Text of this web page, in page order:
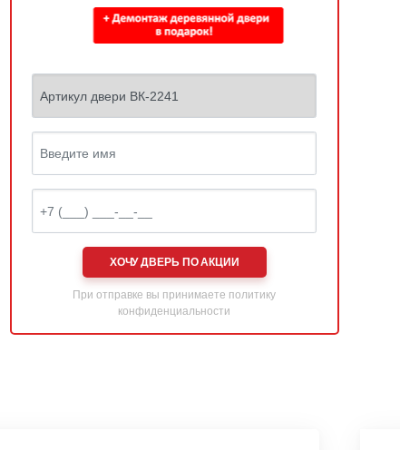
ХОЧУ ДВЕРЬ ПО АКЦИИ
При отправке вы принимаете политику
конфиденциальности